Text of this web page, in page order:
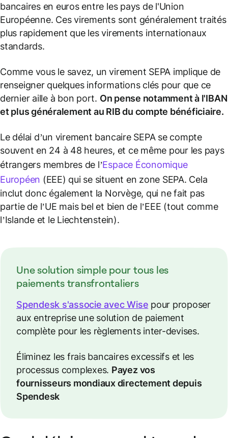
bancaires en euros entre les pays de l'Union
Européenne. Ces virements sont généralement traités
plus rapidement que les virements internationaux
standards.
Comme vous le savez, un virement SEPA implique de
renseigner quelques informations clés pour que ce
dernier aille à bon port. On pense notamment à l'IBAN
et plus généralement au RIB du compte bénéficiaire.
Le délai d’un virement bancaire SEPA se compte
souvent en 24 à 48 heures, et ce même pour les pays
étrangers membres de l’Espace Économique
Européen (EEE) qui se situent en zone SEPA. Cela
inclut donc également la Norvège, qui ne fait pas
partie de l’UE mais bel et bien de l’EEE (tout comme
l’Islande et le Liechtenstein).
Une solution simple pour tous les
paiements transfrontaliers
Spendesk s'associe avec Wise pour proposer
aux entreprise une solution de paiement
complète pour les règlements inter-devises.
Éliminez les frais bancaires excessifs et les
processus complexes. Payez vos
fournisseurs mondiaux directement depuis
Spendesk